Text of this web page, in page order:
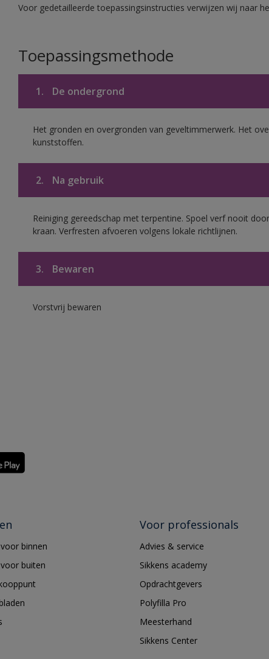
Voor gedetailleerde toepassingsinstructies verwijzen wij naar
Toepassingsmethode
1. De ondergrond
Het gronden en overgronden van geveltimmerwerk. Het
kunststoffen.
2. Na gebruik
Reiniging gereedschap met terpentine. Spoel verf nooit
kraan. Verfresten afvoeren volgens lokale richtlijnen.
3. Bewaren
Vorstvrij bewaren
binnen
buiten
Voor professionals
Advies & service
Sikkens academy
Opdrachtgevers
Polyfilla Pro
Meesterhand
Sikkens Center